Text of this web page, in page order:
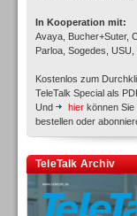
In Kooperation mit:
Avaya, Bucher+Suter,
Parloa, Sogedes, USU,
Kostenlos zum
TeleTalk Special als
Und
hier können Sie
bestellen oder
TeleTalk Archiv
Inbound